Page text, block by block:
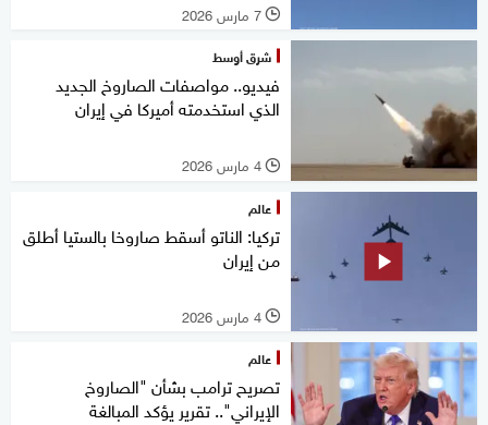
l 7 مارس 2026
شرق أوسط
فيديو.. مواصفات الصاروخ الجديد
الذي استخدمته أميركا في إيران
l 4 مارس 2026
عالم
تركيا: الناتو أسقط صاروخا بالستيا أطلق
من إيران
l 4 مارس 2026
عالم
تصريح ترامب بشأن "الصاروخ
الإيراني".. تقرير يؤكد المبالغة